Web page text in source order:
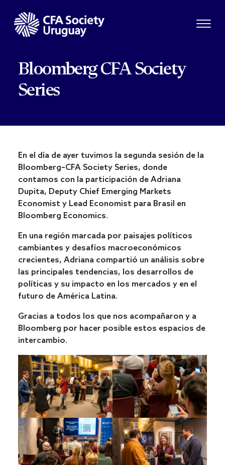
Bloomberg CFA Society
Series
En el día de ayer tuvimos la segunda sesión de la
Bloomberg–CFA Society Series, donde
contamos con la participación de Adriana
Dupita, Deputy Chief Emerging Markets
Economist y Lead Economist para Brasil en
Bloomberg Economics.
En una región marcada por paisajes políticos
cambiantes y desafíos macroeconómicos
crecientes, Adriana compartió un análisis sobre
las principales tendencias, los desarrollos de
políticas y su impacto en los mercados y en el
futuro de América Latina.
Gracias a todos los que nos acompañaron y a
Bloomberg por hacer posible estos espacios de
intercambio.